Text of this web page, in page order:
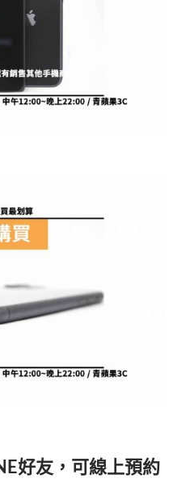
好友，可線上預約